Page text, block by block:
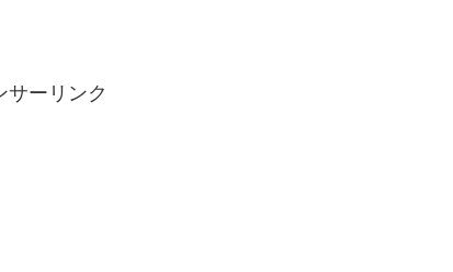
サーリンク